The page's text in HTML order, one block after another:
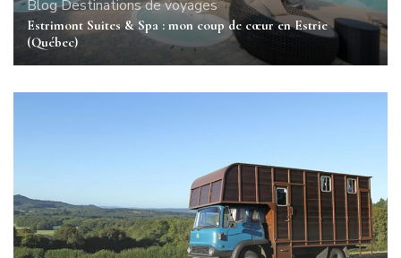
BlogDestinations de voyages
Estrimont Suites & Spa : mon coup de cœur en Estrie
(Québec)